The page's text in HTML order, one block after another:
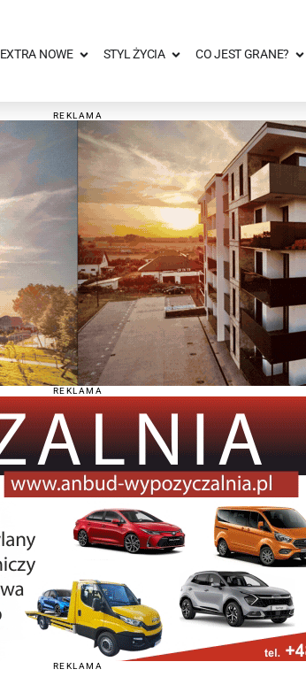
EXTRA NOWE STYL ŻYCIA CO JEST GRANE?
REKLAMA
REKLAMA
REKLAMA